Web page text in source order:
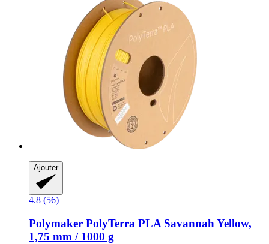
Ajouter
4.8 (56)
Polymaker PolyTerra PLA Savannah Yellow,
1,75 mm / 1000 g